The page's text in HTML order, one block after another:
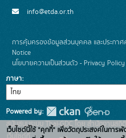
info@etda.or.th
การคุ้มครองข้อมูลส่วนบุคคล และประกาศ
Notice
นโยบายความเป็นส่วนตัว - Privacy Policy
ภาษา
Powered by:
สนับสนุนระบบ Thai-GDC โดย สำนักงานสถิ
เว็บไซต์นี้ใช้ "คุกกี้" เพื่อวัตถุประสงค์ในการ